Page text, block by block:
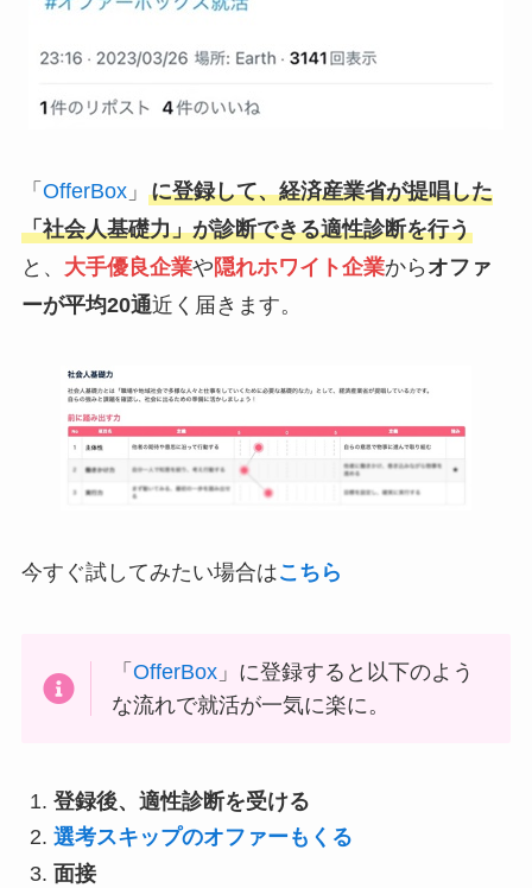
「 OfferBox」 に登録して、経済産業省が提唱した
「社会人基礎力」が診断できる適性診断を行う
と、 大手優良企業や隠れホワイト企業から オファ
ーが平均20通近く届きます。
今すぐ試してみたい場合はこちら
「OfferBox 」に登録すると以下のよう
な流れで就活が一気に楽に。
登録後、適性診断を受ける
選考スキップのオファーもくる
面接